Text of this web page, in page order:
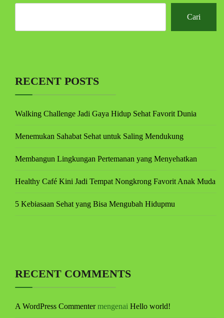
Cari
RECENT POSTS
Walking Challenge Jadi Gaya Hidup Sehat Favorit Dunia
Menemukan Sahabat Sehat untuk Saling Mendukung
Membangun Lingkungan Pertemanan yang Menyehatkan
Healthy Café Kini Jadi Tempat Nongkrong Favorit Anak Muda
5 Kebiasaan Sehat yang Bisa Mengubah Hidupmu
RECENT COMMENTS
A WordPress Commentermengenai Hello world!